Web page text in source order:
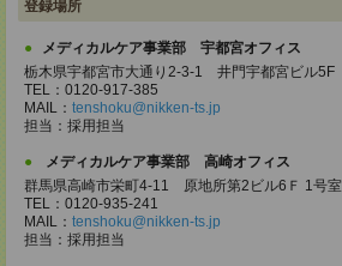
登録場所
メディカルケア事業部 宇都宮オフィス
栃木県宇都宮市大通り2-3-1 井門宇都宮ビル5F
TEL：0120-917-385
MAIL： tenshoku@nikken-ts.jp
担当：採用担当
メディカルケア事業部 高崎オフィス
群馬県高崎市栄町4-11 原地所第2ビル6Ｆ 1号室
TEL：0120-935-241
MAIL： tenshoku@nikken-ts.jp
担当：採用担当